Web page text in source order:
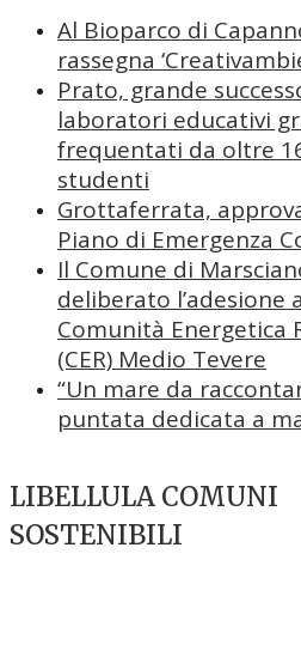
Al Bioparco di
rassegna
Prato, grande
laboratori educativi
frequentati da oltre
studenti
Grottaferrata,
Piano di Emergenza
Il Comune di
deliberato l’adesione
Comunità Energetica
(CER) Medio Tevere
“Un mare da
puntata dedicata a
LIBELLULA COMUNI
SOSTENIBILI